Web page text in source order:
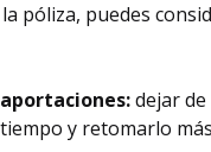
póliza, puedes
dejar
y retomarlo